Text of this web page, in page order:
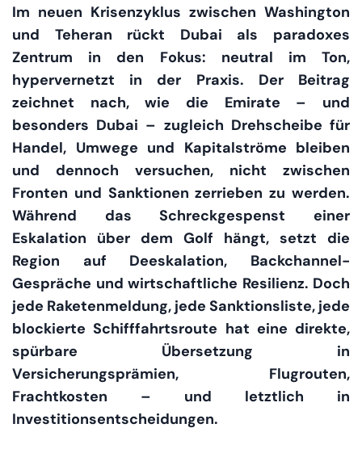
Im neuen Krisenzyklus zwischen Washington
und Teheran rückt Dubai als paradoxes
Zentrum in den Fokus: neutral im Ton,
hypervernetzt in der Praxis. Der Beitrag
zeichnet nach, wie die Emirate – und
besonders Dubai – zugleich Drehscheibe für
Handel, Umwege und Kapitalströme bleiben
und dennoch versuchen, nicht zwischen
Fronten und Sanktionen zerrieben zu werden.
Während das Schreckgespenst einer
Eskalation über dem Golf hängt, setzt die
Region auf Deeskalation, Backchannel-
Gespräche und wirtschaftliche Resilienz. Doch
jede Raketenmeldung, jede Sanktionsliste, jede
blockierte Schifffahrtsroute hat eine direkte,
spürbare Übersetzung in
Versicherungsprämien, Flugrouten,
Frachtkosten – und letztlich in
Investitionsentscheidungen.